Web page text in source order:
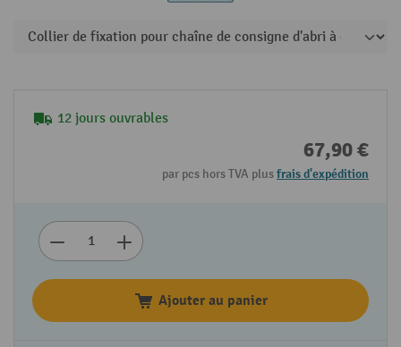
12 jours ouvrables
67,90 €
par pcs hors TVA plusfrais d'expédition
Ajouter au panier